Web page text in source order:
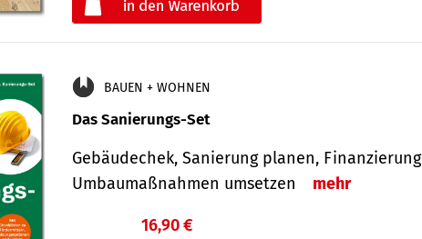
BAUEN + WOHNEN
Das Sanierungs-Set
Gebäudechek, Sanierung planen,
Umbaumaßnahmen umsetzen
mehr
16,90 €